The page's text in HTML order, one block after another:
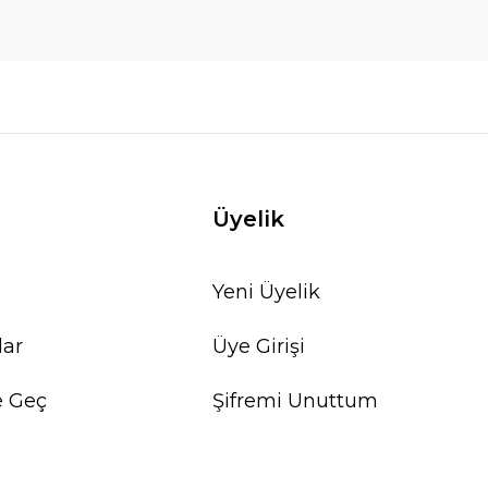
Geç
Üyelik
Yeni Üyelik
Üye Girişi
Şifremi Unuttum